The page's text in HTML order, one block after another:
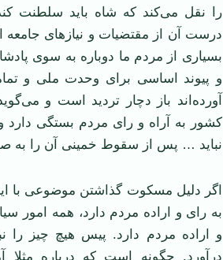
را نقل می‌کند که شاه باید سلطنت
درست آن از مقتضیات و نیازهای جامعه
بسیاری از مردم ما دوباره به سوی
و پیوند اساسی برای وحدت ملی و
آورده‌اند باز دچار تردید است و
کشور به آراه و رای مردم بستگی
نباید … پس از سقوط خمینی آن را به
اگر دلیل مسکوت گذاشتن موضوعی با
به رای و اراده مردم دارد، همه امور
و اراده مردم دارد. پیس هیچ چیز را